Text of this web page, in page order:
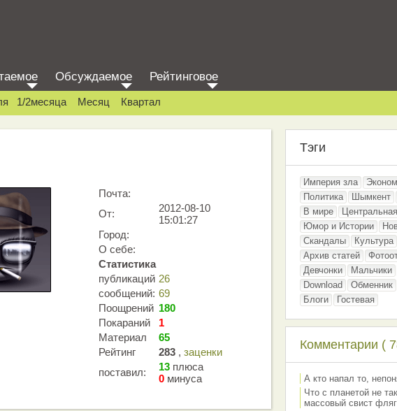
Обсуждаемое Рейтинговое
1/2месяца Месяц Квартал
Почта:
От:
2012-08-10
15:01:27
Город:
О себе:
Статистика
публикаций 26
сообщений: 69
Поощрений 180
Покараний
1
Материал
65
Рейтинг
283 , заценки
поставил:
13 плюса
0 минуса
Тэги
Империя зла
Политика
Шымкент
В мире
Юмор и Истории
Скандалы
Культура
Архив статей
Девчонки
Мальчики
Download
Обменник
Блоги
Гостевая
Комментарии (
А кто напал то,
Что с планетой не
массовый свист фляг